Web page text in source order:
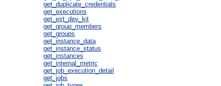
get_duplicate_credentials
get_executions
get_ext_dev_kit
get_group_members
get_groups
get_instance_data
get_instance_status
get_instances
get_internal_metric
get_job_execution_detail
get_jobs